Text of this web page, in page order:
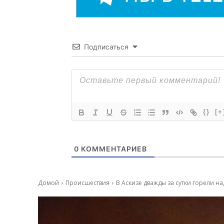
Подписаться
{}
0 КОММЕНТАРИЕВ